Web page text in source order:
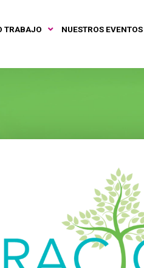
TRABAJO NUESTROS EVENTOS